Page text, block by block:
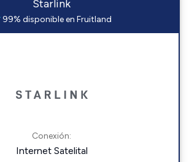
Starlink
99% disponible en Fruitland
Conexión:
Internet Satelital